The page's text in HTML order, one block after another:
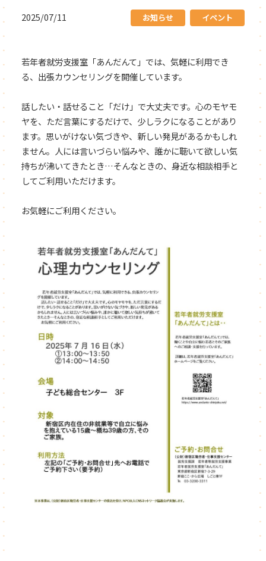
2025/07/11 お知らせ イベント
若年者就労支援室「あんだんて」では、気軽に利用でき
る、出張カウンセリングを開催しています。
話したい・話せること「だけ」で大丈夫です。心のモヤモ
ヤを、ただ言葉にするだけで、少しラクになることがあり
ます。思いがけない気づきや、新しい発見があるかもしれ
ません。人には言いづらい悩みや、誰かに聴いて欲しい気
持ちが沸いてきたとき…そんなときの、身近な相談相手と
してご利用いただけます。
お気軽にご利用ください。